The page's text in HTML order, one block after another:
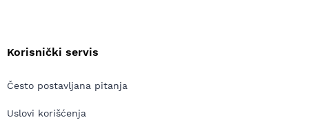
Korisnički servis
Često postavljana pitanja
Uslovi korišćenja